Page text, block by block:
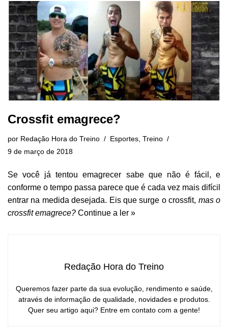
Crossfit emagrece?
por Redação Hora do Treino Esportes Treino
9 de março de 2018
Se você já tentou emagrecer sabe que não é fácil, e
conforme o tempo passa parece que é cada vez mais difícil
entrar na medida desejada. Eis que surge o crossfit, mas o
crossfit emagrece? Continue a ler »
Redação Hora do Treino
Queremos fazer parte da sua evolução, rendimento e saúde,
através de informação de qualidade, novidades e produtos.
Quer seu artigo aqui? Entre em contato com a gente!